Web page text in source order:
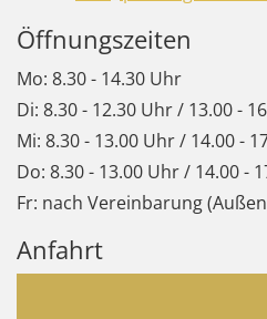
Öffnungszeiten
Mo: 8.30 - 14.30 Uhr
Di: 8.30 - 12.30 Uhr / 13.00 -
Mi: 8.30 - 13.00 Uhr / 14.00 -
Do: 8.30 - 13.00 Uhr / 14.00 -
Fr: nach Vereinbarung
Anfahrt